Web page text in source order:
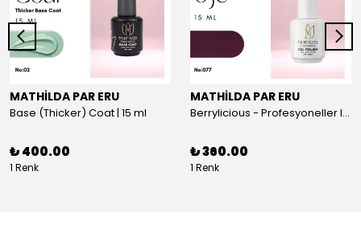
MATHİLDA PAR ERU
Base (Thicker) Coat | 15 ml
₺ 400.00
1 Renk
MATHİLDA PAR ERU
Berrylicious - Profesyoneller Için Yüksek Pigmentasyonlu UV/LED Oje 15ml
₺ 360.00
1 Renk